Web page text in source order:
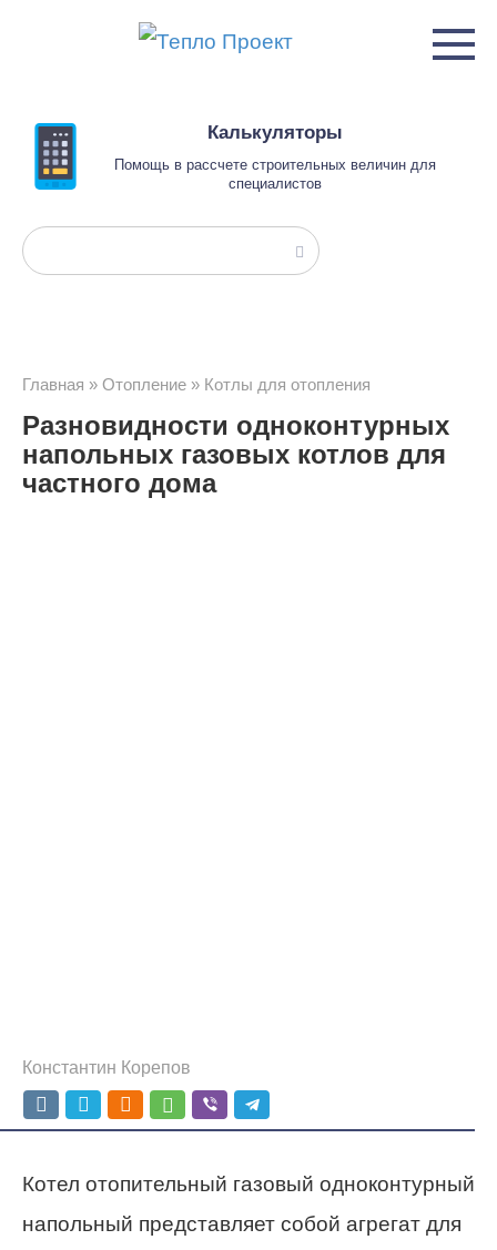
Калькуляторы
Помощь в рассчете строительных величин для
специалистов
Поиск:
Главная » Отопление » Котлы для отопления
Разновидности одноконтурных
напольных газовых котлов для
частного дома
Константин Корепов
Котел отопительный газовый одноконтурный
напольный представляет собой агрегат для